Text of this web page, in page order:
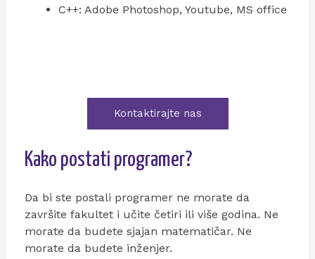
C++: Adobe Photoshop, Youtube, MS office
Kontaktirajte nas
Kako postati programer?
Da bi ste postali programer ne morate da
završite fakultet i učite četiri ili više godina. Ne
morate da budete sjajan matematičar. Ne
morate da budete inženjer.